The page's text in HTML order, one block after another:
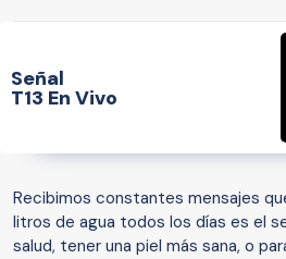
Señal
T13 En Vivo
Recibimos constantes mensajes
litros de agua todos los días es el
salud, tener una piel más sana, o